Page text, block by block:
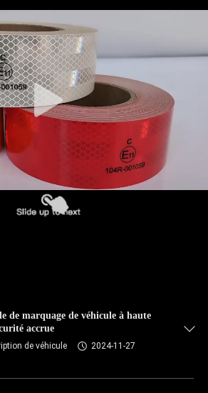
de marquage de véhicule à haute
accrue
de véhicule
2024-11-27